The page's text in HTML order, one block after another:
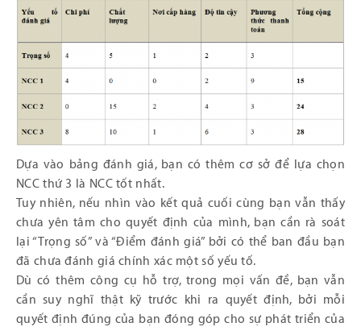
Dựa vào bảng đánh giá, bạn có thêm cơ sở để lựa chọn
NCC thứ 3 là NCC tốt nhất.
Tuy nhiên, nếu nhìn vào kết quả cuối cùng bạn vẫn thấy
chưa yên tâm cho quyết định của mình, bạn cần rà soát
lại “Trọng số” và “Điểm đánh giá” bởi có thể ban đầu bạn
đã chưa đánh giá chính xác một số yếu tố.
Dù có thêm công cụ hỗ trợ, trong mọi vấn đề, bạn vẫn
cần suy nghĩ thật kỹ trước khi ra quyết định, bởi mỗi
quyết định đúng của bạn đóng góp cho sự phát triển của